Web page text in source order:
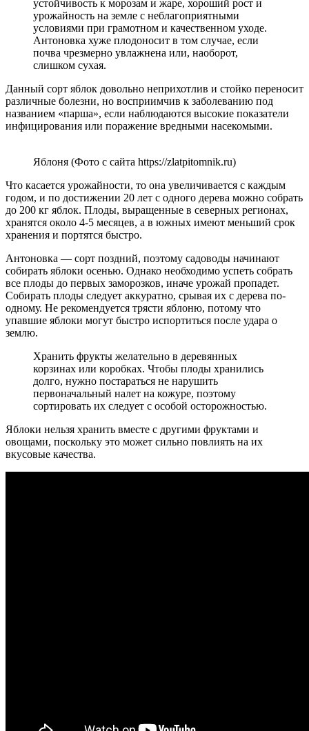
устойчивость к морозам и жаре, хороший рост и
урожайность на земле с неблагоприятными
условиями при грамотном и качественном уходе.
Антоновка хуже плодоносит в том случае, если
почва чрезмерно увлажнена или, наоборот,
слишком сухая.
Данный сорт яблок довольно неприхотлив и стойко переносит
различные болезни, но восприимчив к заболеванию под
названием «парша», если наблюдаются высокие показатели
инфицирования или поражение вредными насекомыми.
Яблоня (Фото с сайта https://zlatpitomnik.ru)
Что касается урожайности, то она увеличивается с каждым
годом, и по достижении 20 лет с одного дерева можно собрать
до 200 кг яблок. Плоды, выращенные в северных регионах,
хранятся около 4-5 месяцев, а в южных имеют меньший срок
хранения и портятся быстро.
Антоновка — сорт поздний, поэтому садоводы начинают
собирать яблоки осенью. Однако необходимо успеть собрать
все плоды до первых заморозков, иначе урожай пропадет.
Собирать плоды следует аккуратно, срывая их с дерева по-
одному. Не рекомендуется трясти яблоню, потому что
упавшие яблоки могут быстро испортиться после удара о
землю.
Хранить фрукты желательно в деревянных
корзинах или коробках. Чтобы плоды хранились
долго, нужно постараться не нарушить
первоначальный налет на кожуре, поэтому
сортировать их следует с особой осторожностью.
Яблоки нельзя хранить вместе с другими фруктами и
овощами, поскольку это может сильно повлиять на их
вкусовые качества.